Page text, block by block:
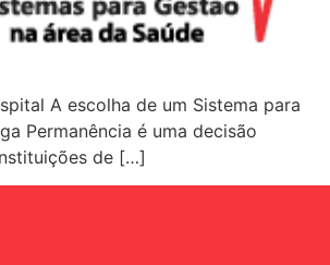
A escolha de um Sistema para
Permanência é uma decisão
de […]